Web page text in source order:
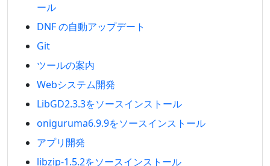
ール
DNF の自動アップデート
Git
ツールの案内
Webシステム開発
LibGD2.3.3をソースインストール
oniguruma6.9.9をソースインストール
アプリ開発
libzip-1.5.2をソースインストール